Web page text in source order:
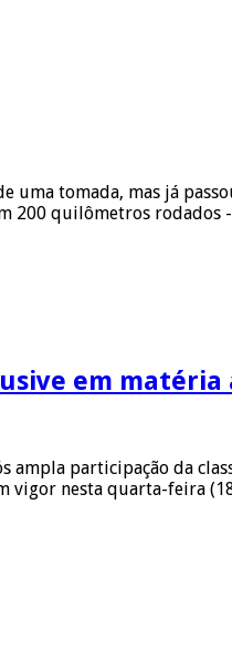
tomada, mas já
200 quilômetros rodados
em matéria
ampla participação da
vigor nesta quarta-feira